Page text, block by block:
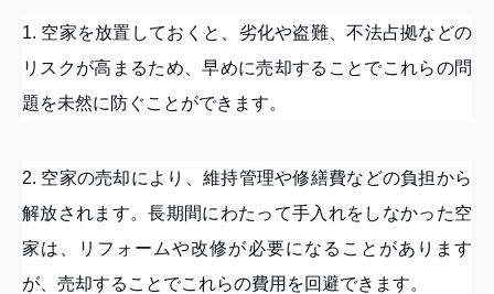
1. 空家を放置しておくと、劣化や盗難、不法占拠などの
リスクが高まるため、早めに売却することでこれらの問
題を未然に防ぐことができます。
2. 空家の売却により、維持管理や修繕費などの負担から
解放されます。長期間にわたって手入れをしなかった空
家は、リフォームや改修が必要になることがあります
が、売却することでこれらの費用を回避できます。